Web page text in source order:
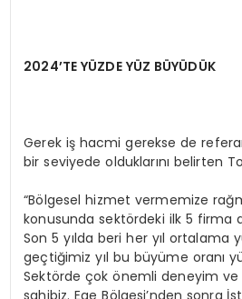
2024’TE YÜZDE YÜZ BÜYÜDÜK
Gerek iş hacmi gerekse de
bir seviyede olduklarını belirten
“Bölgesel hizmet vermemize
konusunda sektördeki ilk 5 firma
Son 5 yılda beri her yıl ortalama
geçtiğimiz yıl bu büyüme oranı
Sektörde çok önemli deneyim
sahibiz. Ege Bölgesi’nden sonra